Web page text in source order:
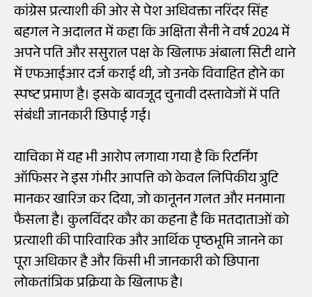
कांग्रेस प्रत्याशी की ओर से पेश अधिवक्ता नरिंदर सिंह
बहगल ने अदालत में कहा कि अक्षिता सैनी ने वर्ष 2024 में
अपने पति और ससुराल पक्ष के खिलाफ अंबाला सिटी थाने
में एफआईआर दर्ज कराई थी, जो उनके विवाहित होने का
स्पष्ट प्रमाण है। इसके बावजूद चुनावी दस्तावेजों में पति
संबंधी जानकारी छिपाई गई।
याचिका में यह भी आरोप लगाया गया है कि रिटर्निंग
ऑफिसर ने इस गंभीर आपत्ति को केवल लिपिकीय त्रुटि
मानकर खारिज कर दिया, जो कानूनन गलत और मनमाना
फैसला है। कुलविंदर कौर का कहना है कि मतदाताओं को
प्रत्याशी की पारिवारिक और आर्थिक पृष्ठभूमि जानने का
पूरा अधिकार है और किसी भी जानकारी को छिपाना
लोकतांत्रिक प्रक्रिया के खिलाफ है।